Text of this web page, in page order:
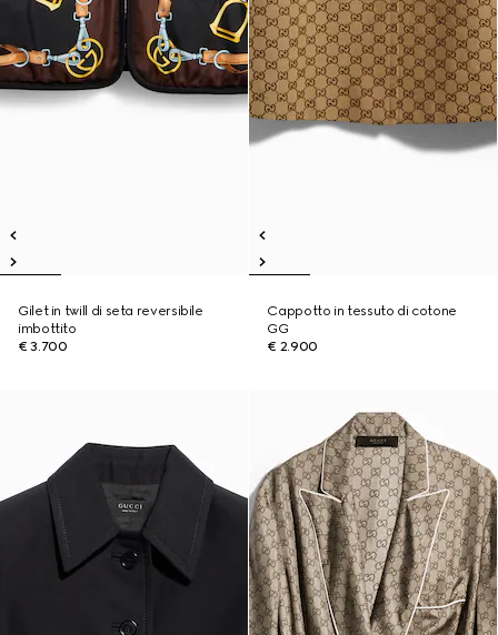
Gilet in twill di seta reversibile
imbottito
€ 3.700
Cappotto in tessuto di cotone
GG
€ 2.900